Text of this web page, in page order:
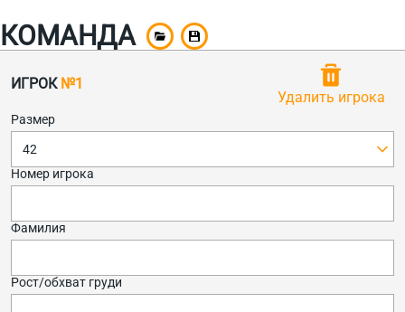
КОМАНДА
ИГРОК №1
Удалить игрока
Размер
42
Номер игрока
Фамилия
Рост/обхват груди